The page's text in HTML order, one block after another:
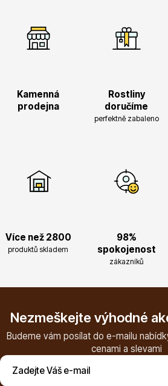
Drobná ovoce
Trvalky
Bylinky do kuchyně
Kamenná
prodejna
Rostliny
doručíme
perfektně zabaleno
Více než 2800
produktů skladem
98%
spokojenost
zákazníků
Nezmeškejte výhodné
Budeme vám posílat do e-mailu
cenami a slevami